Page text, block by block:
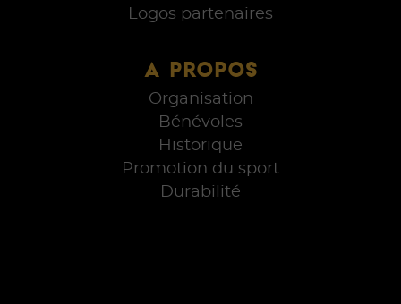
Logos partenaires
A PROPOS
Organisation
Bénévoles
Historique
Promotion du sport
Durabilité